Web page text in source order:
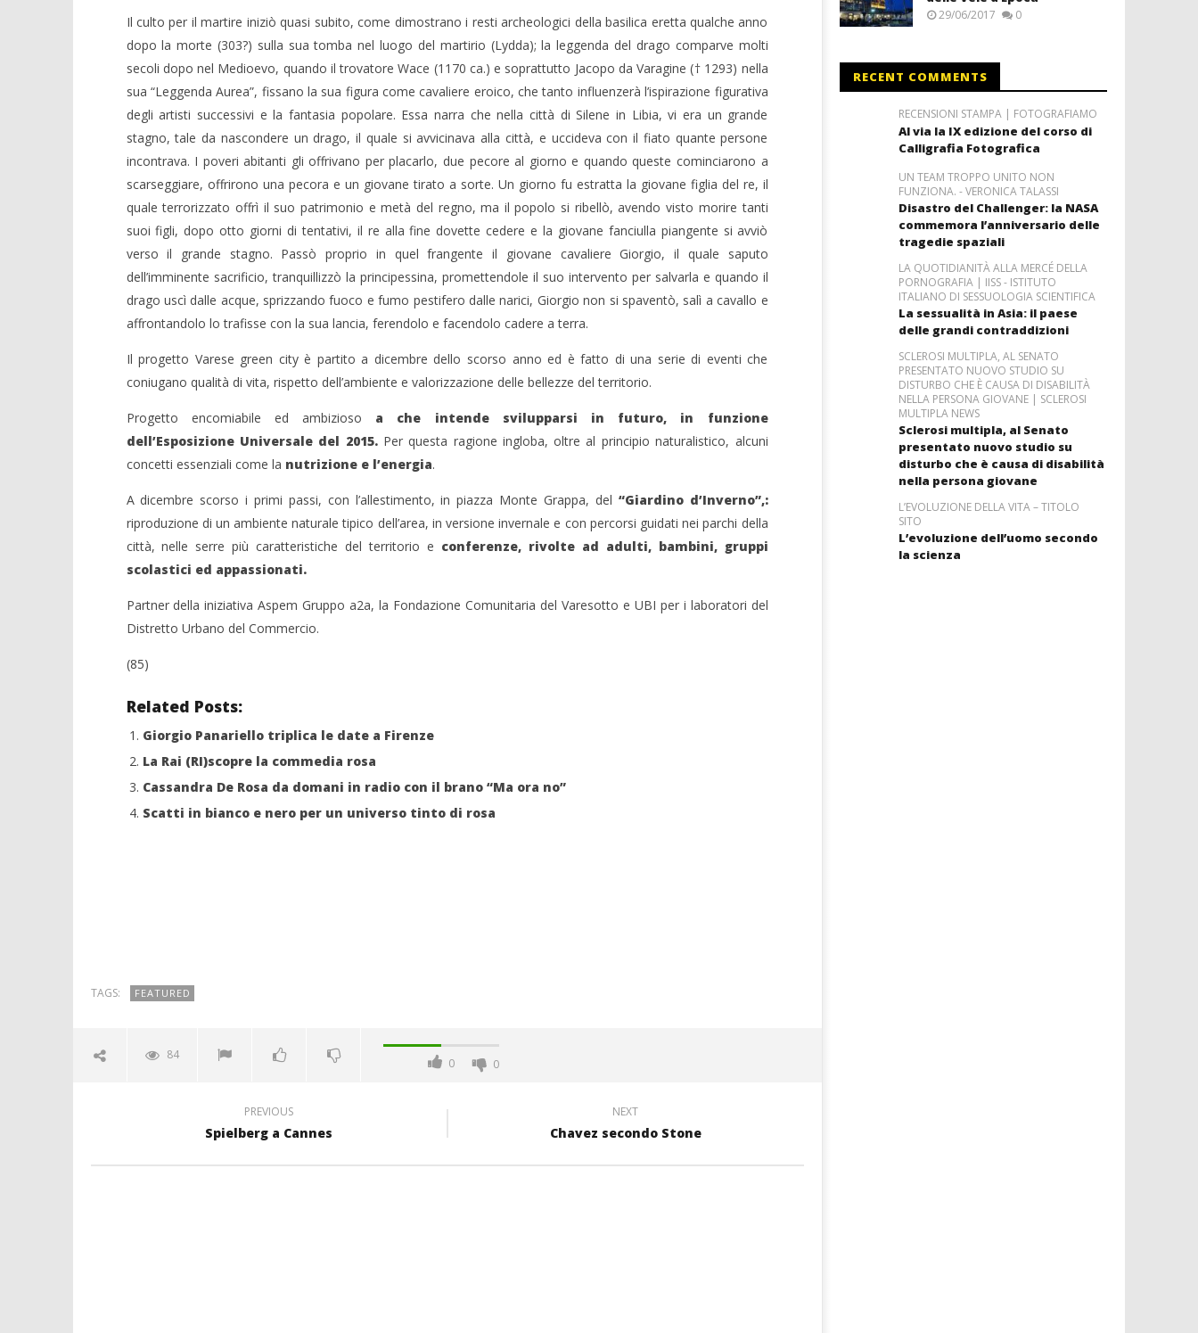
Il culto per il martire iniziò quasi subito, come dimostrano i resti archeologici della basilica eretta qualche anno
dopo la morte (303?) sulla sua tomba nel luogo del martirio (Lydda); la leggenda del drago comparve molti
secoli dopo nel Medioevo, quando il trovatore Wace (1170 ca.) e soprattutto Jacopo da Varagine († 1293) nella
sua “Leggenda Aurea”, fissano la sua figura come cavaliere eroico, che tanto influenzerà l’ispirazione figurativa
degli artisti successivi e la fantasia popolare. Essa narra che nella città di Silene in Libia, vi era un grande
stagno, tale da nascondere un drago, il quale si avvicinava alla città, e uccideva con il fiato quante persone
incontrava. I poveri abitanti gli offrivano per placarlo, due pecore al giorno e quando queste cominciarono a
scarseggiare, offrirono una pecora e un giovane tirato a sorte. Un giorno fu estratta la giovane figlia del re, il
quale terrorizzato offrì il suo patrimonio e metà del regno, ma il popolo si ribellò, avendo visto morire tanti
suoi figli, dopo otto giorni di tentativi, il re alla fine dovette cedere e la giovane fanciulla piangente si avviò
verso il grande stagno. Passò proprio in quel frangente il giovane cavaliere Giorgio, il quale saputo
dell’imminente sacrificio, tranquillizzò la principessina, promettendole il suo intervento per salvarla e quando il
drago uscì dalle acque, sprizzando fuoco e fumo pestifero dalle narici, Giorgio non si spaventò, salì a cavallo e
affrontandolo lo trafisse con la sua lancia, ferendolo e facendolo cadere a terra.
Il progetto Varese green city è partito a dicembre dello scorso anno ed è fatto di una serie di eventi che
coniugano qualità di vita, rispetto dell’ambiente e valorizzazione delle bellezze del territorio.
Progetto encomiabile ed ambizioso a che intende svilupparsi in futuro, in funzione
dell’Esposizione Universale del 2015.Per questa ragione ingloba, oltre al principio naturalistico, alcuni
concetti essenziali come la nutrizione e l’energia.
A dicembre scorso i primi passi, con l’allestimento, in piazza Monte Grappa, del “Giardino d’Inverno”,:
riproduzione di un ambiente naturale tipico dell’area, in versione invernale e con percorsi guidati nei parchi della
città, nelle serre più caratteristiche del territorio e conferenze, rivolte ad adulti, bambini, gruppi
scolastici ed appassionati.
Partner della iniziativa Aspem Gruppo a2a, la Fondazione Comunitaria del Varesotto e UBI per i laboratori del
Distretto Urbano del Commercio.
(85)
Related Posts:
Giorgio Panariello triplica le date a Firenze
La Rai (RI)scopre la commedia rosa
Cassandra De Rosa da domani in radio con il brano “Ma ora no”
Scatti in bianco e nero per un universo tinto di rosa
TAGS: FEATURED
84
0 0
PREVIOUS
Spielberg a Cannes
NEXT
Chavez secondo Stone
29/06/2017 0
RECENT COMMENTS
RECENSIONI STAMPA | FOTOGRAFIAMO
Al via la IX edizione del corso di
Calligrafia Fotografica
UN TEAM TROPPO UNITO NON
FUNZIONA. - VERONICA TALASSI
Disastro del Challenger: la NASA
commemora l’anniversario delle
tragedie spaziali
LA QUOTIDIANITÀ ALLA MERCÉ DELLA
PORNOGRAFIA | IISS - ISTITUTO
ITALIANO DI SESSUOLOGIA SCIENTIFICA
La sessualità in Asia: il paese
delle grandi contraddizioni
SCLEROSI MULTIPLA, AL SENATO
PRESENTATO NUOVO STUDIO SU
DISTURBO CHE È CAUSA DI DISABILITÀ
NELLA PERSONA GIOVANE | SCLEROSI
MULTIPLA NEWS
Sclerosi multipla, al Senato
presentato nuovo studio su
disturbo che è causa di disabilità
nella persona giovane
L’EVOLUZIONE DELLA VITA – TITOLO
SITO
L’evoluzione dell’uomo secondo
la scienza